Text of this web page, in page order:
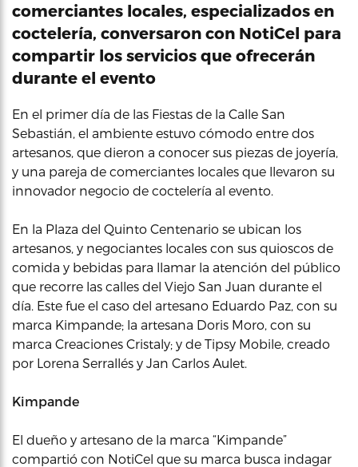
comerciantes locales, especializados en
coctelería, conversaron con NotiCel para
compartir los servicios que ofrecerán
durante el evento
En el primer día de las Fiestas de la Calle San
Sebastián, el ambiente estuvo cómodo entre dos
artesanos, que dieron a conocer sus piezas de joyería,
y una pareja de comerciantes locales que llevaron su
innovador negocio de coctelería al evento.
En la Plaza del Quinto Centenario se ubican los
artesanos, y negociantes locales con sus quioscos de
comida y bebidas para llamar la atención del público
que recorre las calles del Viejo San Juan durante el
día. Este fue el caso del artesano Eduardo Paz, con su
marca Kimpande; la artesana Doris Moro, con su
marca Creaciones Cristaly; y de Tipsy Mobile, creado
por Lorena Serrallés y Jan Carlos Aulet.
Kimpande
El dueño y artesano de la marca “Kimpande”
compartió con NotiCel que su marca busca indagar